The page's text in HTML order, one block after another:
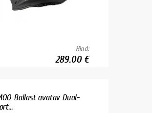
Hind:
289.00 €
Ballast avatav Dual-